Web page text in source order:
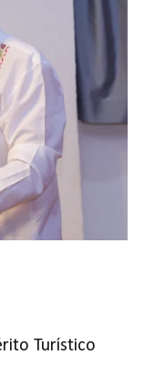
Turístico